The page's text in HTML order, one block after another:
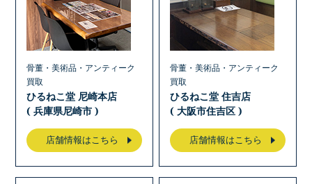
骨董・美術品・アンティーク
買取
ひるねこ堂 尼崎本店
( 兵庫県尼崎市 )
店舗情報はこちら
骨董・美術品・アンティーク
買取
ひるねこ堂 住吉店
( 大阪市住吉区 )
店舗情報はこちら